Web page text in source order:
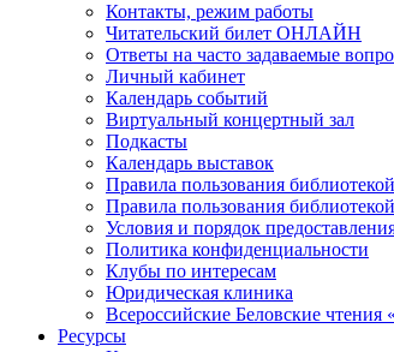
Контакты, режим работы
Читательский билет ОНЛАЙН
Ответы на часто задаваемые
Личный кабинет
Календарь событий
Виртуальный концертный зал
Подкасты
Календарь выставок
Правила пользования библиотекой
Правила пользования
Условия и порядок
Политика конфиденциальности
Клубы по интересам
Юридическая клиника
Всероссийские Беловские чтения
Ресурсы